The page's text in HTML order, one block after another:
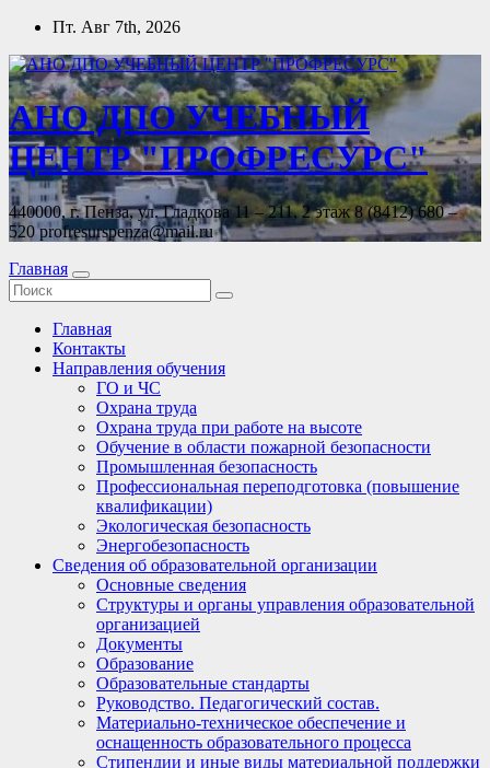
Перейти
содержимому
Пт. Авг 7th, 2026
АНО ДПО УЧЕБНЫЙ
ЦЕНТР "ПРОФРЕСУРС"
440000, г. Пенза, ул. Гладкова 11 – 211, 2 этаж 8 (8412) 680 –
520 profresurspenza@mail.ru
Главная
Главная
Контакты
Направления обучения
ГО и ЧС
Охрана труда
Охрана труда при работе на высоте
Обучение в области пожарной безопасности
Промышленная безопасность
Профессиональная переподготовка (повышение
квалификации)
Экологическая безопасность
Энергобезопасность
Сведения об образовательной организации
Основные сведения
Структуры и органы управления образовательной
организацией
Документы
Образование
Образовательные стандарты
Руководство. Педагогический состав.
Материально-техническое обеспечение и
оснащенность образовательного процесса
Стипендии и иные виды материальной поддержки